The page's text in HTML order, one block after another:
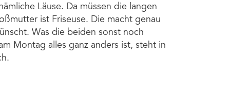
Läuse. Da müssen die langen
ist Friseuse. Die macht genau
Was die beiden sonst noch
Montag alles ganz anders ist, steht in